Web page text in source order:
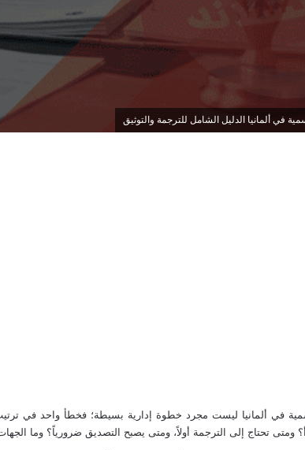
في ألمانيا الدليل الشامل للترجمة والتوثيق
في ألمانيا ليست مجرد خطوة إدارية بسيطة؛ فخطأ واحد في ترتيب
ومتى تحتاج إلى الترجمة أولاً، ومتى يصبح التصديق ضرورياً؟ وما